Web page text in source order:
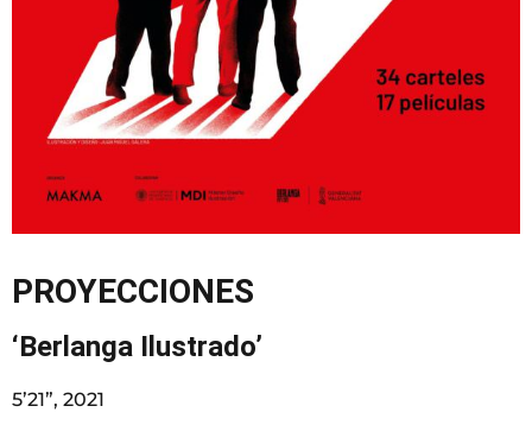
PROYECCIONES
‘Berlanga Ilustrado’
5’21”, 2021